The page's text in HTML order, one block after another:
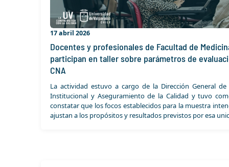
17 abril 2026
Docentes y profesionales de Facultad de
participan en taller sobre parámetros de
CNA
La actividad estuvo a cargo de la Dirección General de
Institucional y Aseguramiento de la Calidad y tuvo
constatar que los focos establecidos para la muestra
ajustan a los propósitos y resultados previstos por esa